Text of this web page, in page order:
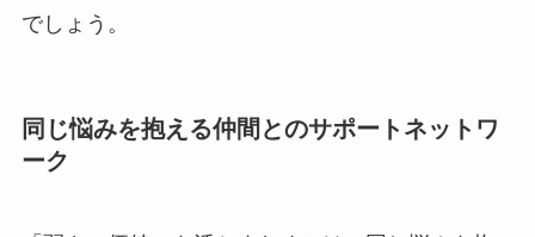
でしょう。
同じ悩みを抱える仲間とのサポートネットワ
ーク